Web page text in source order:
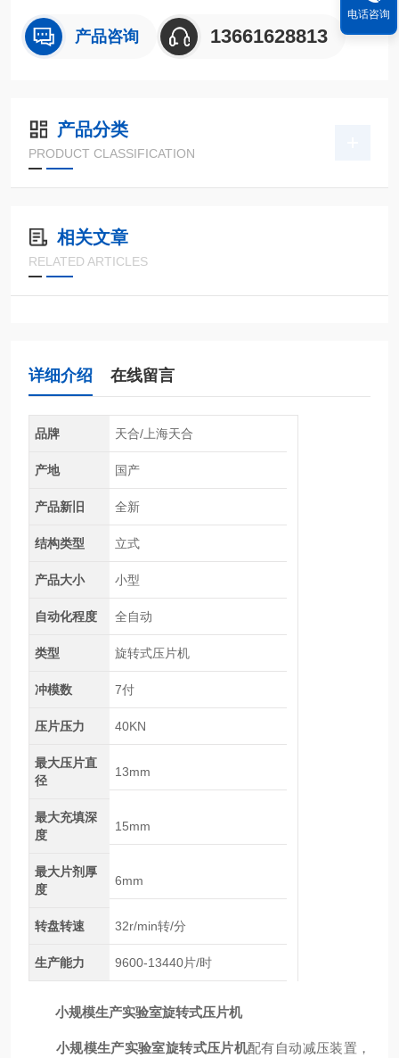
产品咨询 13661628813
产品分类
PRODUCT CLASSIFICATION
相关文章
RELATED ARTICLES
详细介绍 在线留言
品牌 天合/上海天合
产地 国产
产品新旧 全新
结构类型 立式
产品大小 小型
自动化程度 全自动
类型 旋转式压片机
冲模数 7付
压片压力 40KN
最大压片直
径
13mm
最大充填深
度
15mm
最大片剂厚
度
6mm
转盘转速 32r/min转/分
生产能力 9600-13440片/时
小规模生产实验室旋转式压片机
小规模生产实验室旋转式压片机配有自动减压装置，
电话咨询